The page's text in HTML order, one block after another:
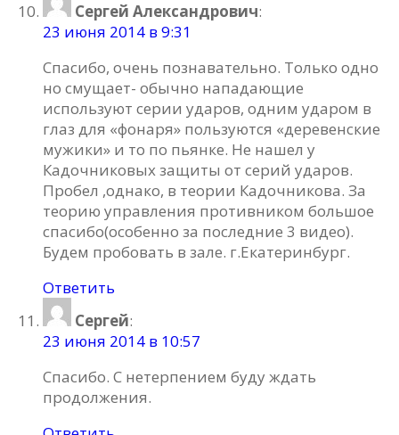
Сергей Александрович:
23 июня 2014 в 9:31
Спасибо, очень познавательно. Только одно
но смущает- обычно нападающие
используют серии ударов, одним ударом в
глаз для «фонаря» пользуются «деревенские
мужики» и то по пьянке. Не нашел у
Кадочниковых защиты от серий ударов.
Пробел ,однако, в теории Кадочникова. За
теорию управления противником большое
спасибо(особенно за последние 3 видео).
Будем пробовать в зале. г.Екатеринбург.
Ответить
Сергей:
23 июня 2014 в 10:57
Спасибо. С нетерпением буду ждать
продолжения.